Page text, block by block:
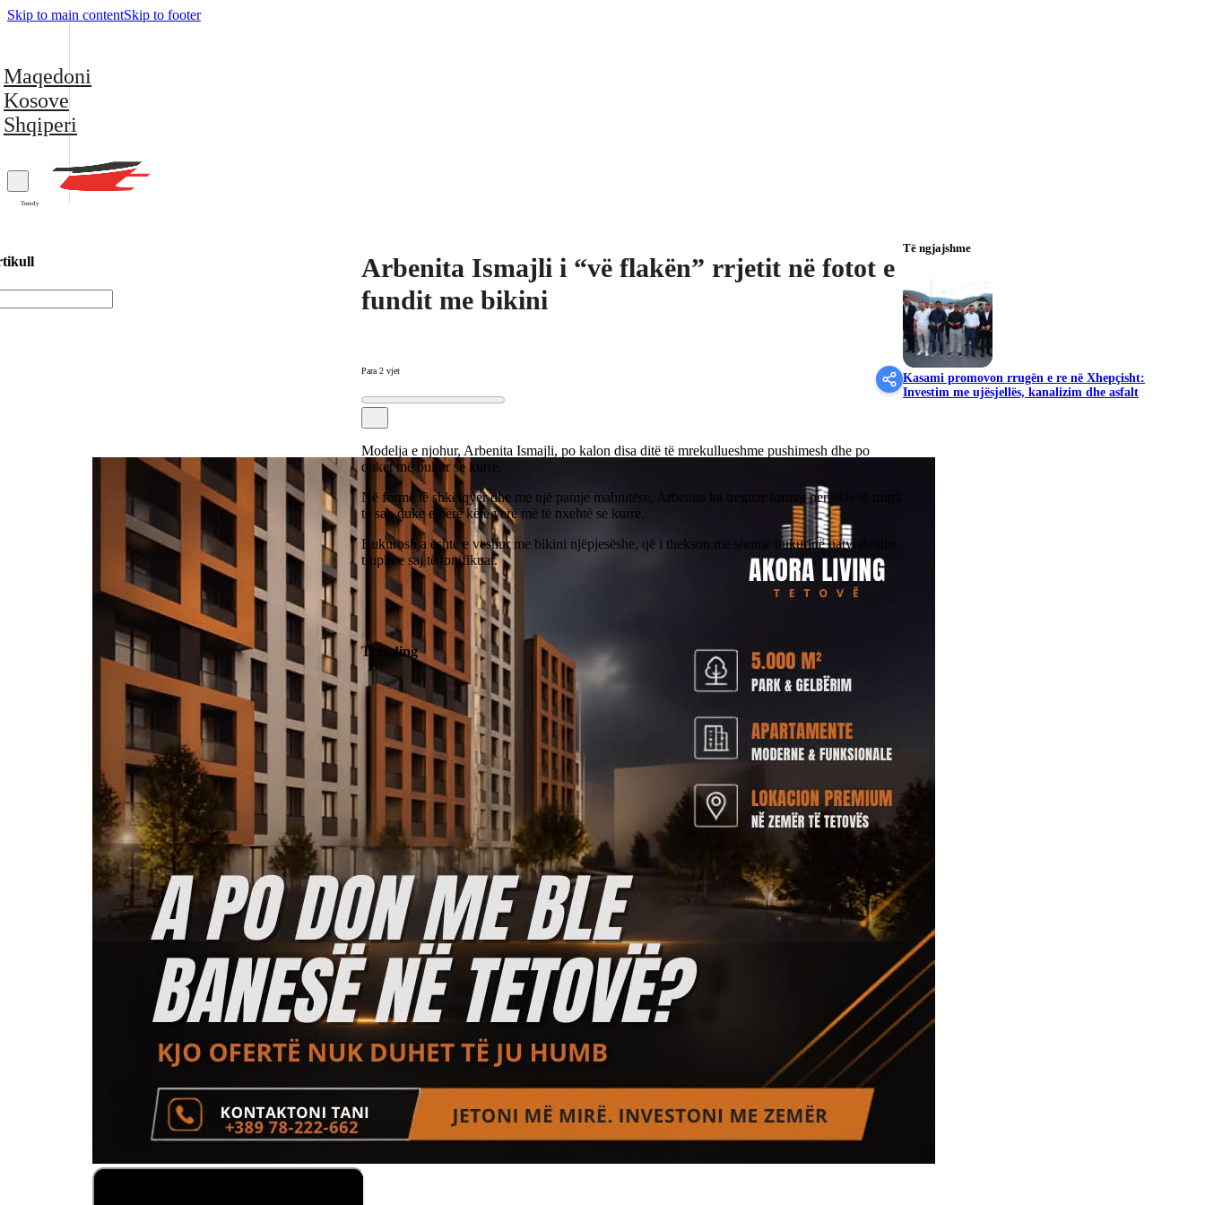
Skip to main contentSkip to footer
Maqedoni
Kosove
Shqiperi
Trendy
Arbenita Ismajli i “vë flakën” rrjetit në fotot e
fundit me bikini
Para 2 vjet
Modelja e njohur, Arbenita Ismajli, po kalon disa ditë të mrekullueshme pushimesh dhe po
duket më bukur se kurrë.
Në formë të shkëlqyer dhe me një pamje mahnitëse, Arbenita ka treguar format perfekte të trupit
të saj, duke e bërë këtë verë më të nxehtë se kurrë.
Bukuroshja është e veshur me bikini njëpjesëshe, që i thekson më shumë bukurinë natyrale dhe
trupin e saj të tonifikuar.
Trending
Të ngjajshme
Kasami promovon rrugën e re në Xhepçisht:
Investim me ujësjellës, kanalizim dhe asfalt